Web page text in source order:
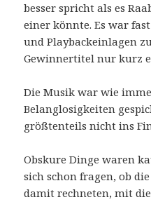
besser spricht als es
einer könnte. Es war
und Playbackeinlagen
Gewinnertitel nur kurz
Die Musik war wie
Belanglosigkeiten
größtenteils nicht ins
Obskure Dinge waren
sich schon fragen, ob
damit rechneten, mit